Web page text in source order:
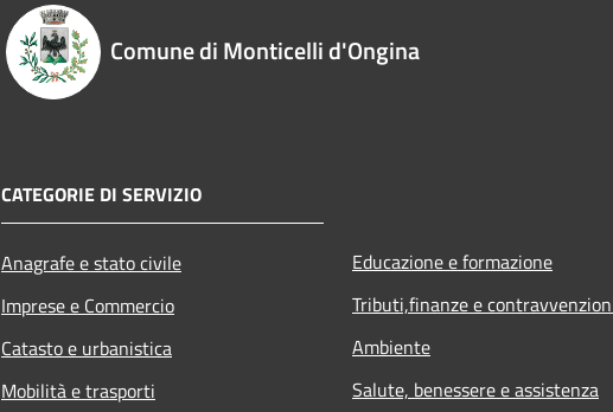
Comune di Monticelli d'Ongina
CATEGORIE DI SERVIZIO
Anagrafe e stato civile
Imprese e Commercio
Catasto e urbanistica
Mobilità e trasporti
Educazione e formazione
Tributi,finanze e
Ambiente
Salute, benessere e assistenza